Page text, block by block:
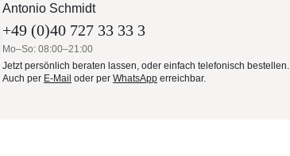
Antonio Schmidt
+49 (0)40 727 33 33 3
Mo–So: 08:00–21:00
Jetzt persönlich beraten lassen, oder einfach telefonisch bestellen.
Auch per E-Mail oder per WhatsApp erreichbar.